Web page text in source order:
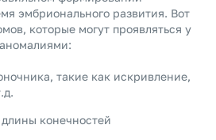
эмбрионального развития. Вот
которые могут проявляться у
такие как искривление,
конечностей